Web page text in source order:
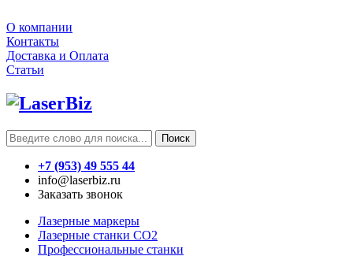
О компании
Контакты
Доставка и Оплата
Статьи
Поиск
+7 (953) 49 555 44
info@laserbiz.ru
Заказать звонок
Лазерные маркеры
Лазерные станки CO2
Профессиональные станки